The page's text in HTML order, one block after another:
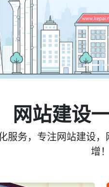
网站建设
服务，专注网站建设
增！